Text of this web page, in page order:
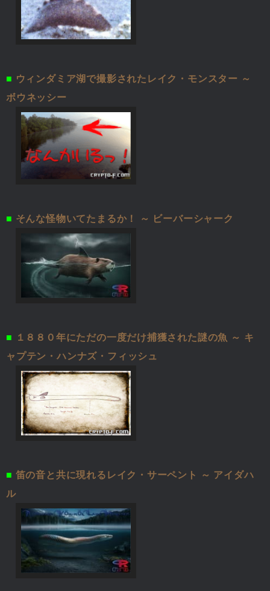
■ ウィンダミア湖で撮影されたレイク・モンスター ～
ボウネッシー
■ そんな怪物いてたまるか！ ～ ビーバーシャーク
■
１８８０年にただの一度だけ捕獲された謎の魚 ～ キ
ャプテン・ハンナズ・フィッシュ
■ 笛の音と共に現れるレイク・サーペント ～ アイダハ
ル